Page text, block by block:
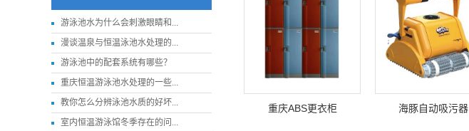
游泳池水为什么会刺激眼睛和...
漫谈温泉与恒温泳池水处理的...
游泳池中的配套系统有哪些？
重庆恒温游泳池水处理的一些...
教你怎么分辨泳池水质的好坏...
室内恒温游泳馆冬季存在的问...
重庆ABS更衣柜 海豚自动吸污器